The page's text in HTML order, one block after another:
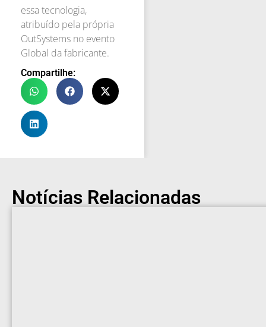
essa tecnologia,
atribuído pela própria
OutSystems no evento
Global da fabricante.
Compartilhe:
Notícias Relacionadas